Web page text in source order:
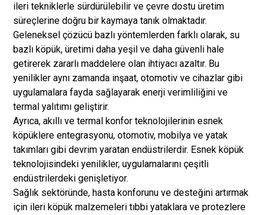
ileri tekniklerle sürdürülebilir ve çevre dostu üretim
süreçlerine doğru bir kaymaya tanık olmaktadır.
Geleneksel çözücü bazlı yöntemlerden farklı olarak, su
bazlı köpük, üretimi daha yeşil ve daha güvenli hale
getirerek zararlı maddelere olan ihtiyacı azaltır. Bu
yenilikler aynı zamanda inşaat, otomotiv ve cihazlar gibi
uygulamalara fayda sağlayarak enerji verimliliğini ve
termal yalıtımı geliştirir.
Ayrıca, akıllı ve termal konfor teknolojilerinin esnek
köpüklere entegrasyonu, otomotiv, mobilya ve yatak
takımları gibi devrim yaratan endüstrilerdir. Esnek köpük
teknolojisindeki yenilikler, uygulamalarını çeşitli
endüstrilerdeki genişletiyor.
Sağlık sektöründe, hasta konforunu ve desteğini artırmak
için ileri köpük malzemeleri tıbbi yataklara ve protezlere